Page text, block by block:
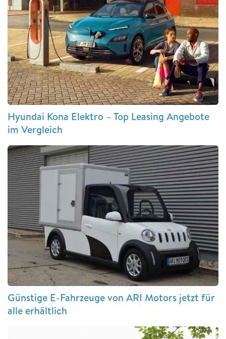
Hyundai Kona Elektro – Top Leasing Angebote
im Vergleich
Günstige E-Fahrzeuge von ARI Motors jetzt für
alle erhältlich